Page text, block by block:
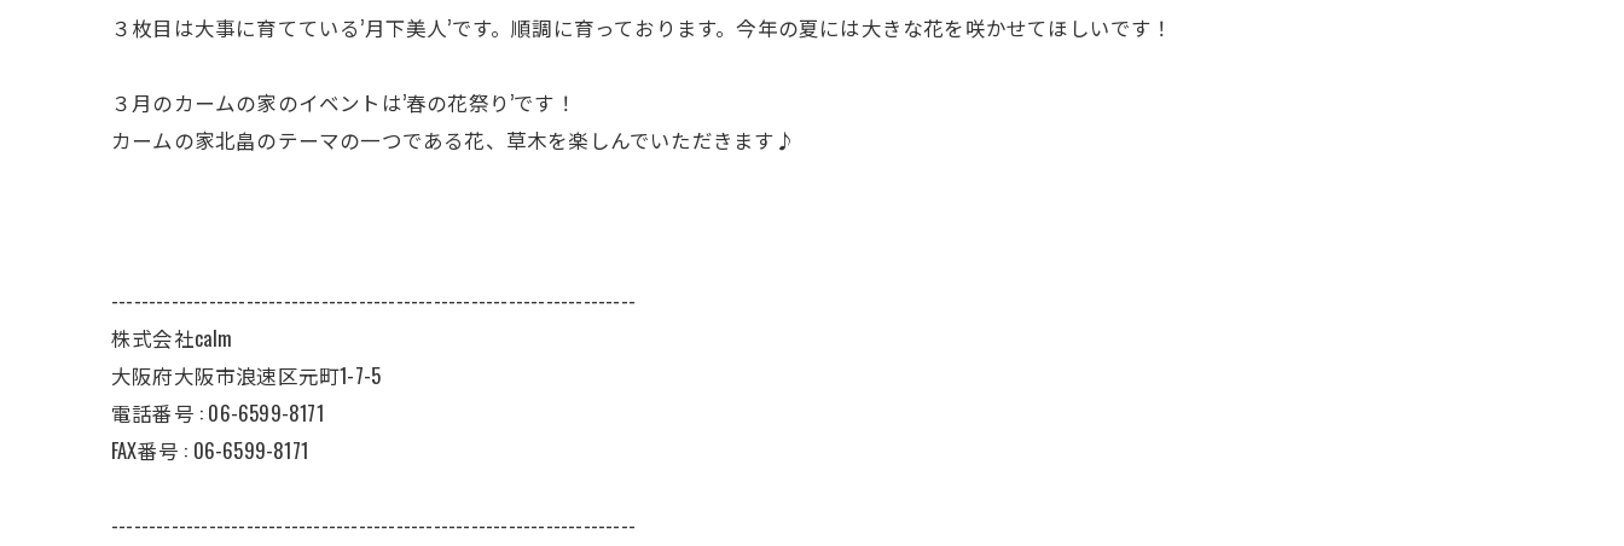
３枚目は大事に育てている’月下美人’です。順調に育っております。今年の夏には大きな花を咲かせてほしいです！
３月のカームの家のイベントは’春の花祭り’です！
カームの家北畠のテーマの一つである花、草木を楽しんでいただきます♪
----------------------------------------------------------------------
株式会社calm
大阪府大阪市浪速区元町1-7-5
電話番号 : 06-6599-8171
FAX番号 : 06-6599-8171
----------------------------------------------------------------------